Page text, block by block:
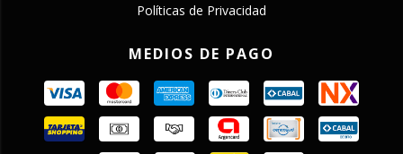
Políticas de Privacidad
MEDIOS DE PAGO